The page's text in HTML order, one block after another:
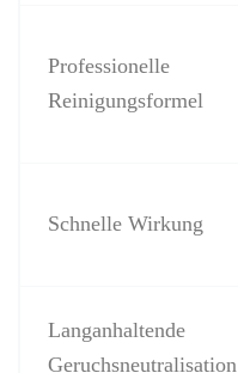
Professionelle
Reinigungsformel
Schnelle Wirkung
Langanhaltende
Geruchsneutralisation